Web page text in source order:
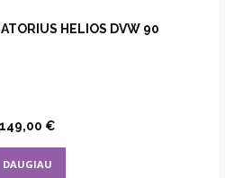
HELIOS DVW 90
149,00 €
DAUGIAU